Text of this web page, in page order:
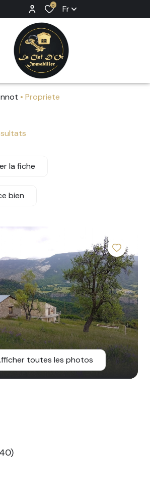
0 Fr
Annot Propriete
la fiche
bien
toutes les photos